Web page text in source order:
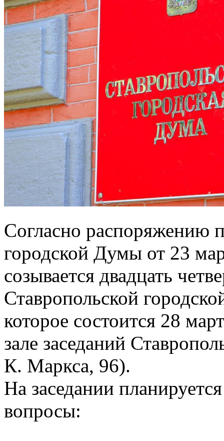
Согласно распоряжению
городской Думы от 23
созывается двадцать
Ставропольской
которое состоится 28
зале заседаний
К. Маркса, 96).
На заседании
вопросы: